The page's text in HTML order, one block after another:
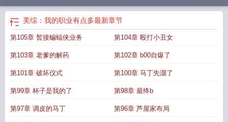
我的职业也太有个性笔趣 我的职业也太有个性笔趣阁
多 我的职业太有个性 最新章节
个性最新章节目录
美综：我的职业有点多最新章节
第105章 暂接蝙蝠侠业务 第104章 殴打小丑女
第103章 老爹的解药 第102章 b00自爆了
第101章 破坏仪式 第100章 马丁先溜了
第99章 杯子是我的了 第98章 最终b
第97章 调皮的马丁 第96章 芦屋家布局